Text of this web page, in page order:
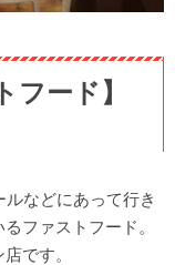
フード】
などにあって行き
ファストフード。
です。